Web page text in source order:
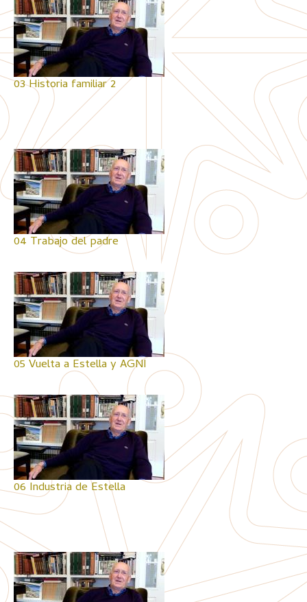
03 Historia familiar 2
04 Trabajo del padre
05 Vuelta a Estella y AGNI
06 Industria de Estella